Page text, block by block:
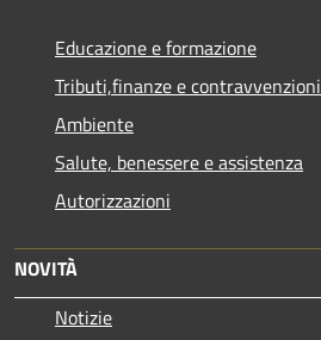
Educazione e formazione
Tributi,finanze e contravvenzioni
Ambiente
Salute, benessere e assistenza
Autorizzazioni
NOVITÀ
Notizie